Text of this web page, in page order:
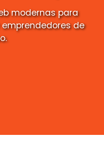
modernas para
de